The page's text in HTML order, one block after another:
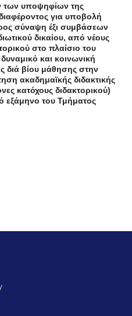
των υποψηφίων της
για υποβολή
σύναψη έξι συμβάσεων
δικαίου, από νέους
στο πλαίσιο του
και κοινωνική
διά βίου μάθησης στην
ακαδημαϊκής διδακτικής
κατόχους διδακτορικού)
εξάμηνο του Τμήματος